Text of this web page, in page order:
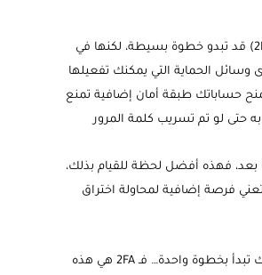
المصادقة الثنائية (2FA) قد تبدو خطوة بسيطة، لكنها في
وسائل الحماية التي يمكنك تفعيلها
حساباتك طبقة أمان إضافية تمنع
حتى لو تم تسريب كلمة المرور
بعد، فهذه أفضل لحظة للقيام بذلك،
فرصة إضافية لمحاولة اختراق
إذا كانت حماية حسابك تبدأ بخطوة واحدة… فـ 2FA هي هذه